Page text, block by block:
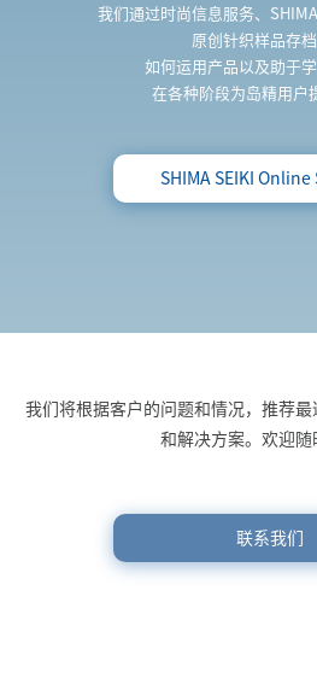
我们通过时尚信息服务、
原创针织样品存
如何运用产品以及助于学
在各种阶段为岛精用户
SHIMA SEIKI Online
我们将根据客户的问题和情况，推荐
和解决方案。欢迎随
联系我们